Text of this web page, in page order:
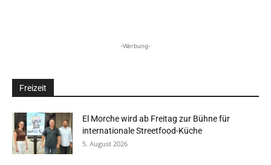
-Werbung-
Freizeit
El Morche wird ab Freitag zur Bühne für
internationale Streetfood-Küche
5. August 2026